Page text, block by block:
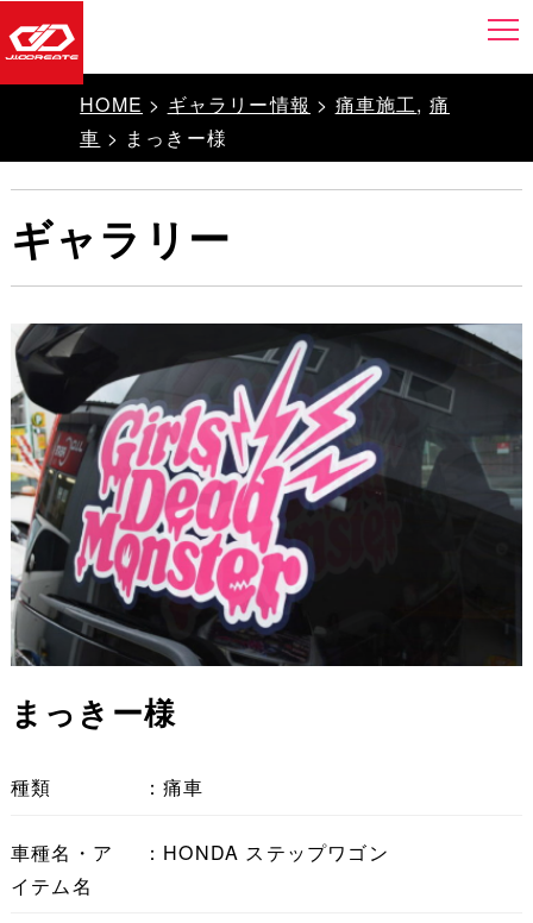
HOME > ギャラリー情報 > 痛車施工, 痛
車 > まっきー様
ギャラリー
まっきー様
種類 ：痛車
車種名・ア
イテム名
：HONDA ステップワゴン